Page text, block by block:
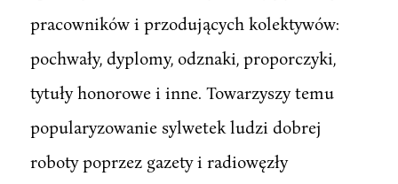
pracowników i przodujących kolektywów:
pochwały, dyplomy, odznaki, proporczyki,
tytuły honorowe i inne. Towarzyszy temu
popularyzowanie sylwetek ludzi dobrej
roboty poprzez gazety i radiowęzły